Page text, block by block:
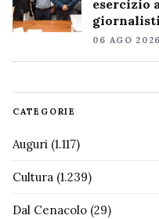
esercizio
06 AGO 2026
CATEGORIE
Auguri (1.117)
Cultura (1.239)
Dal Cenacolo (29)